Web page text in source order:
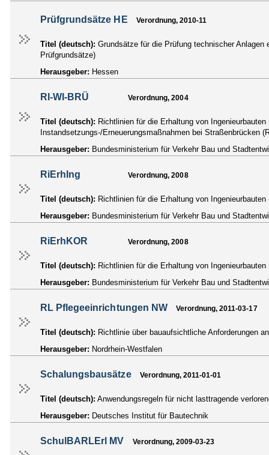
Prüfgrundsätze HE Verordnung, 2010-11
Titel (deutsch): Grundsätze für die Prüfung technischer
Prüfgrundsätze)
Herausgeber: Hessen
RI-WI-BRÜ Verordnung, 2004
Titel (deutsch): Richtlinien für die Erhaltung von
Instandsetzungs-/Erneuerungsmaßnahmen bei Straßenbrücken
Herausgeber: Bundesministerium für Verkehr Bau und
RiErhIng Verordnung, 2008
Titel (deutsch): Richtlinien für die Erhaltung von
Herausgeber: Bundesministerium für Verkehr Bau und
RiErhKOR Verordnung, 2008
Titel (deutsch): Richtlinien für die Erhaltung von
Herausgeber: Bundesministerium für Verkehr Bau und
RL Pflegeeinrichtungen NW Verordnung, 2011-03-17
Titel (deutsch): Richtlinie über bauaufsichtliche Anforderungen
Herausgeber: Nordrhein-Westfalen
Schalungsbausätze Verordnung, 2011-01-01
Titel (deutsch): Anwendungsregeln für nicht lasttragende
Herausgeber: Deutsches Institut für Bautechnik
SchulBARLErl MV Verordnung, 2009-03-23